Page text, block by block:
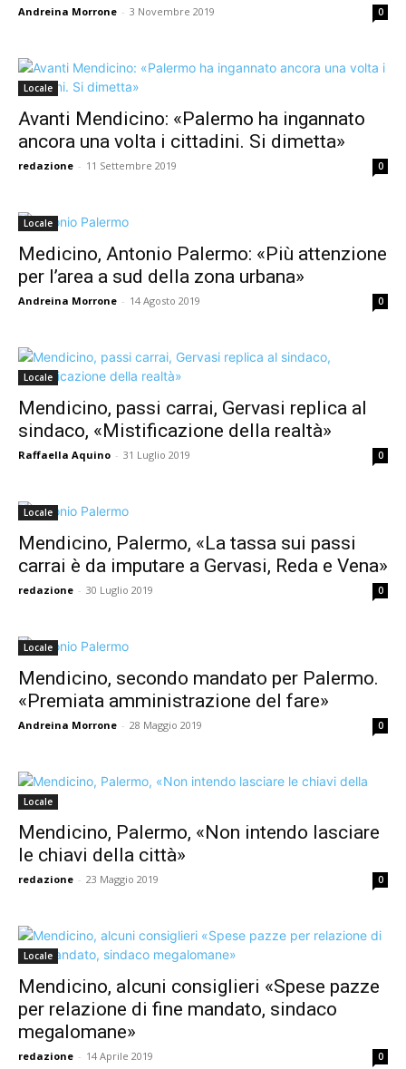
Andreina Morrone - 3 Novembre 2019 0
Locale
Avanti Mendicino: «Palermo ha ingannato
ancora una volta i cittadini. Si dimetta»
redazione - 11 Settembre 2019 0
Locale
Medicino, Antonio Palermo: «Più attenzione
per l’area a sud della zona urbana»
Andreina Morrone - 14 Agosto 2019 0
Locale
Mendicino, passi carrai, Gervasi replica al
sindaco, «Mistificazione della realtà»
Raffaella Aquino - 31 Luglio 2019 0
Locale
Mendicino, Palermo, «La tassa sui passi
carrai è da imputare a Gervasi, Reda e Vena»
redazione - 30 Luglio 2019 0
Locale
Mendicino, secondo mandato per Palermo.
«Premiata amministrazione del fare»
Andreina Morrone - 28 Maggio 2019 0
Locale
Mendicino, Palermo, «Non intendo lasciare
le chiavi della città»
redazione - 23 Maggio 2019 0
Locale
Mendicino, alcuni consiglieri «Spese pazze
per relazione di fine mandato, sindaco
megalomane»
redazione - 14 Aprile 2019 0